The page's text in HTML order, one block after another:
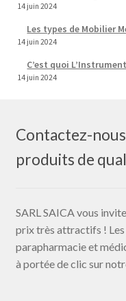
14 juin 2024
Les types de Mobilier
14 juin 2024
C’est quoi
14 juin 2024
Contactez-
produits de
SARL SAICA vous
prix très attractifs ! Les
parapharmacie et
à portée de clic sur